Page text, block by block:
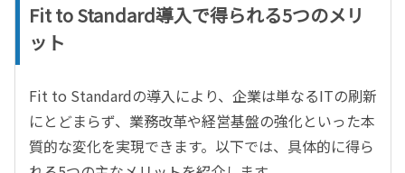
Fit to Standard導入で得られる5つのメリ
ット
Fit to Standardの導入により、企業は単なるITの刷新
にとどまらず、業務改革や経営基盤の強化といった本
質的な変化を実現できます。以下では、具体的に得ら